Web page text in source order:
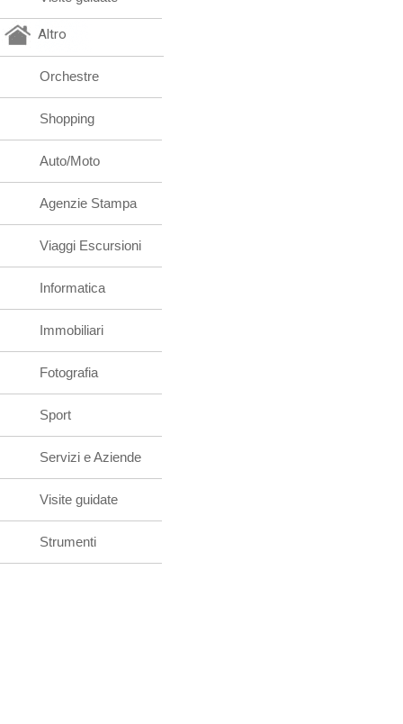
Altro
Orchestre
Shopping
Auto/Moto
Agenzie Stampa
Viaggi Escursioni
Informatica
Immobiliari
Fotografia
Sport
Servizi e Aziende
Visite guidate
Strumenti